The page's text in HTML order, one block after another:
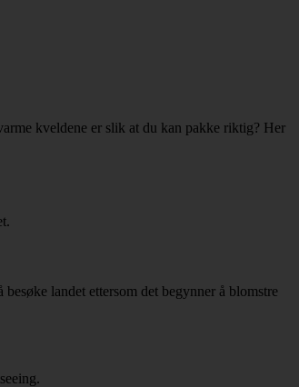
kveldene er slik at du kan pakke riktig? Her
landet ettersom det begynner å blomstre